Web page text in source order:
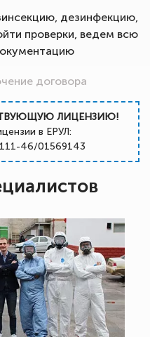
дезинфекцию,
проверки, ведем всю
договора
ЛИЦЕНЗИЮ!
в ЕРУЛ:
46/01569143